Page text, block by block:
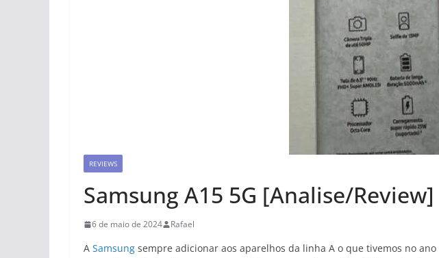
REVIEWS
Samsung A15 5G [Analise/Review]
6 de maio de 2024 Rafael
A Samsung sempre adicionar aos aparelhos da linha A o que tivemos no